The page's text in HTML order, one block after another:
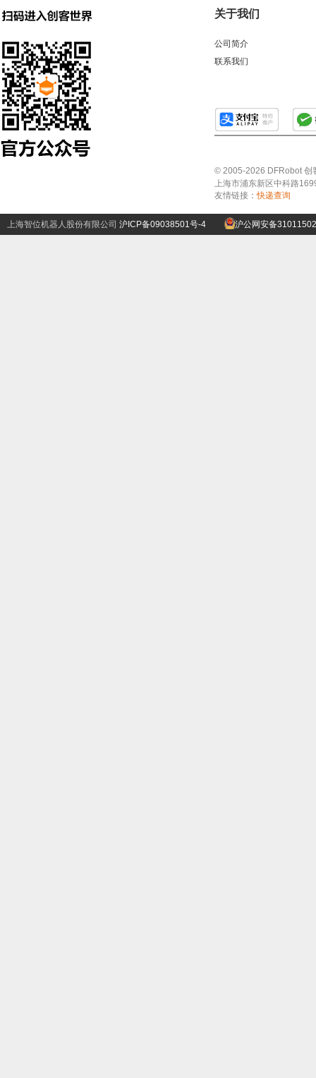
关于我们
公司简介
联系我们
© 2005-2026 DFRobot 创
上海市浦东新区中科路
友情链接：快递查询
上海智位机器人股份有限公司 沪ICP备09038501号-4 沪公网安备